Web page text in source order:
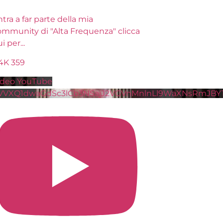
a far parte della mia
di "Alta Frequenza" clicca
per...
359
YouTube